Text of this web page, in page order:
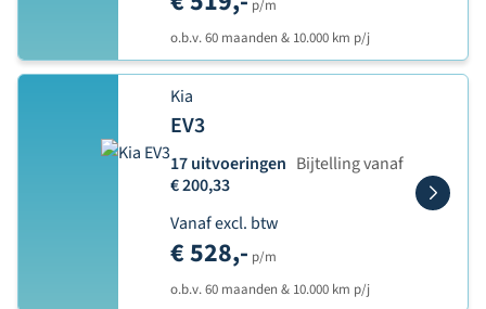
p/m
o.b.v. 60 maanden & 10.000 km p/j
Kia
EV3
17 uitvoeringen Bijtelling vanaf
€ 200,33
Vanaf excl. btw
€ 528,- p/m
o.b.v. 60 maanden & 10.000 km p/j